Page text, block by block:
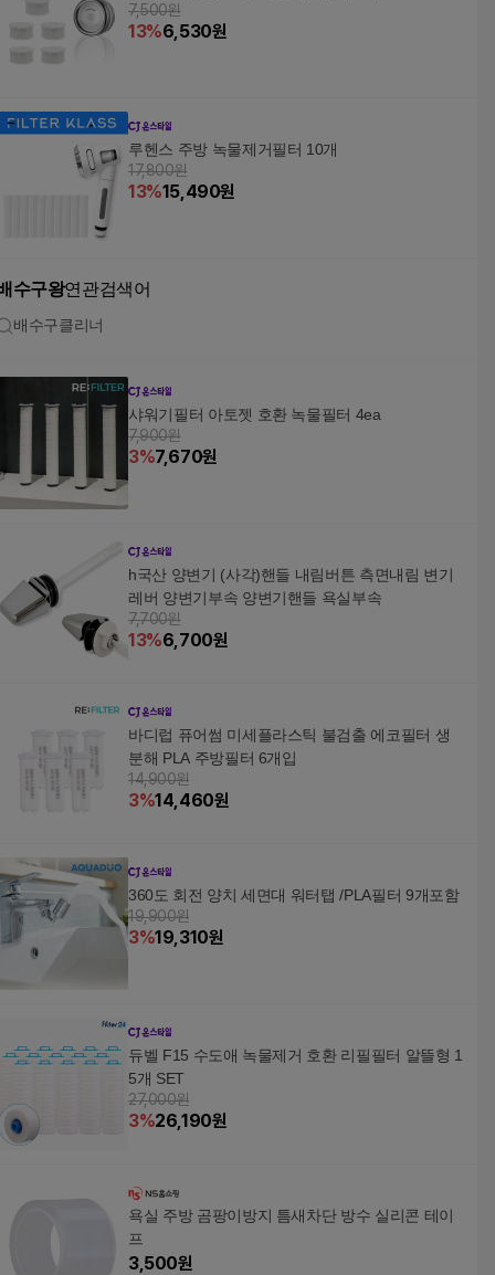
7,500원
13%6,530원
루헨스 주방 녹물제거필터 10개
17,800원
13%15,490원
수구왕연관검색어
배수구클리너
샤워기필터 아토젯 호환 녹물필터 4ea
7,900원
3%7,670원
h국산 양변기 (사각)핸들 내림버튼 측면내림 변기
레버 양변기부속 양변기핸들 욕실부속
7,700원
13%6,700원
바디럽 퓨어썸 미세플라스틱 불검출 에코필터 생
분해 PLA 주방필터 6개입
14,900원
3%14,460원
360도 회전 양치 세면대 워터탭 /PLA필터 9개포함
19,900원
3%19,310원
듀벨 F15 수도애 녹물제거 호환 리필필터 알뜰형 1
5개 SET
27,000원
3%26,190원
욕실 주방 곰팡이방지 틈새차단 방수 실리콘 테이
프
3,500원